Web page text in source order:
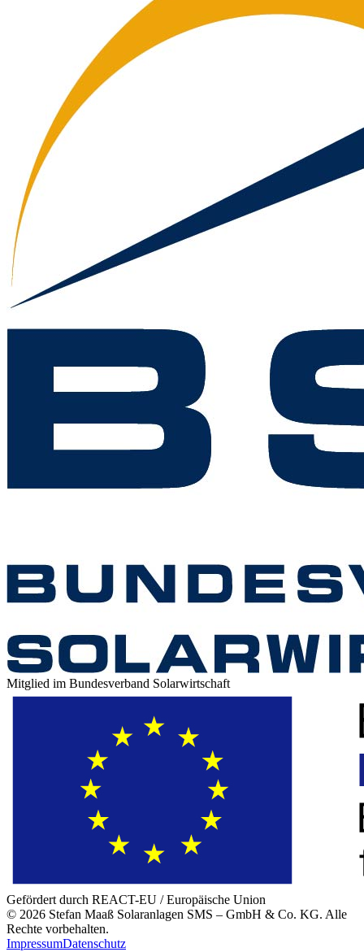
Mitglied im Bundesverband Solarwirtschaft
Gefördert durch REACT-EU / Europäische Union
© 2026 Stefan Maaß Solaranlagen SMS – GmbH & Co. KG. Alle
Rechte vorbehalten.
ImpressumDatenschutz